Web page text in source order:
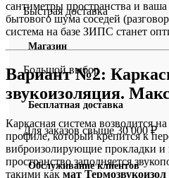
Быстрая доставка
Магазин
Большой выбор
Бесплатная доставка
Для заказов свыше 30 000 ₽
Обслуживание клиентов
сантиметры пространства и
бытового шума соседей
система на базе ЗИПС станет
Вариант №2:
звукоизоляция.
Каркасная система возводится
профиле, который крепится к
виброизолирующие прокладки и
пространство заполняется
такими как мат Термозвукоизол